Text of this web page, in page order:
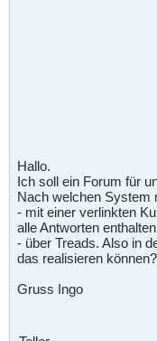
Hallo.
Ich soll ein Forum für
Nach welchen System
- mit einer verlinkten
alle Antworten enthalten
- über Treads. Also in
das realisieren
Gruss Ingo